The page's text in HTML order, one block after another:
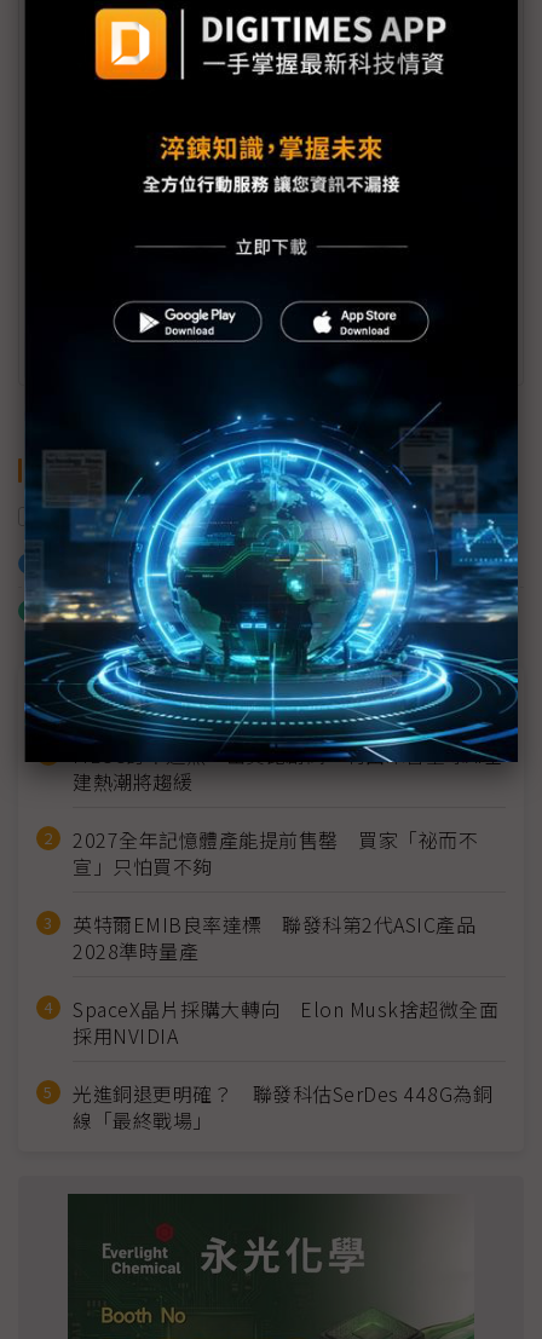
徐宏民
國立台灣大學資訊工程學系教授，曾任鴻海集團
用市場。紐約哥倫比亞大學電機博士，專精於機
器學習、電腦視覺、自駕車、機器人等領域。為
（thingnario）共同創辦人，NVIDIA AI Lab計畫
院客座研究員。擔任多家科技公司AI策略顧問，
習慣從學術與產業雙重視角檢驗技術發展的機會
關鍵字
機器人 VLA 數位分身
加入已選取到「關鍵字追蹤」
什麼是「關鍵字追蹤」
近７天熱門報導
MLCC訂單過熱、出貨比創高 村田示警全球AI基
建熱潮將趨緩
2027全年記憶體產能提前售罄 買家「祕而不
宣」只怕買不夠
英特爾EMIB良率達標 聯發科第2代ASIC產品
2028準時量產
SpaceX晶片採購大轉向 Elon Musk捨超微全面
採用NVIDIA
光進銅退更明確？ 聯發科估SerDes 448G為銅
線「最終戰場」